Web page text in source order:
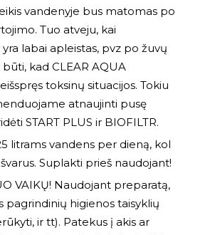
vandenyje bus matomas po
Tuo atveju, kai
labai apleistas, pvz po žuvų
kad CLEAR AQUA
toksinų situacijos. Tokiu
atnaujinti pusę
START PLUS ir BIOFILTR.
litrams vandens per dieną, kol
Suplakti prieš naudojant!
VAIKŲ! Naudojant preparatą,
pagrindinių higienos taisyklių
ir tt). Patekus į akis ar